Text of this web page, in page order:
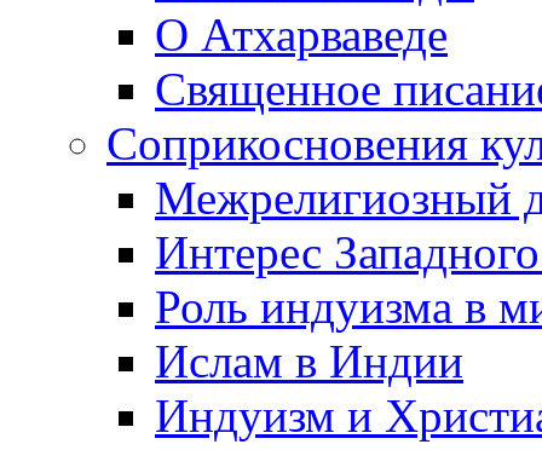
О Атхарваведе
Священное
Соприкосновения
Межрелигиозный
Интерес
Роль индуизма в
Ислам в Индии
Индуизм и